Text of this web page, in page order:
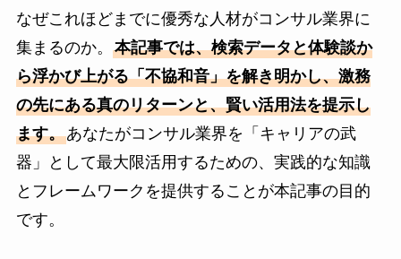
なぜこれほどまでに優秀な人材がコンサル業界に
集まるのか。 本記事では、検索データと体験談か
ら浮かび上がる「不協和音」を解き明かし、激務
の先にある真のリターンと、賢い活用法を提示し
ます。あなたがコンサル業界を「キャリアの武
器」として最大限活用するための、実践的な知識
とフレームワークを提供することが本記事の目的
です。